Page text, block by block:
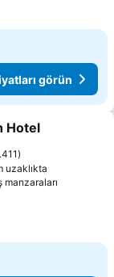
görün
ekle
Hotel
uzaklıkta
manzaraları